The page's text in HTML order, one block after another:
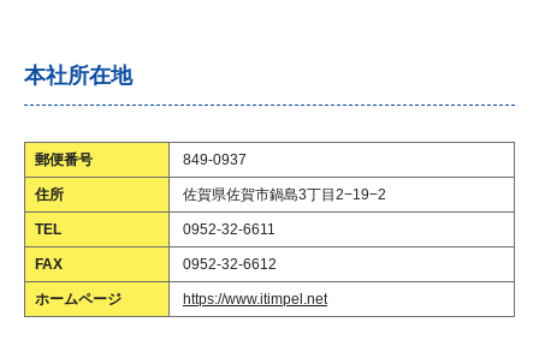
本社所在地
郵便番号 849-0937
住所 佐賀県佐賀市鍋島3丁目2−19−2
TEL 0952-32-6611
FAX 0952-32-6612
ホームページ https://www.itimpel.net